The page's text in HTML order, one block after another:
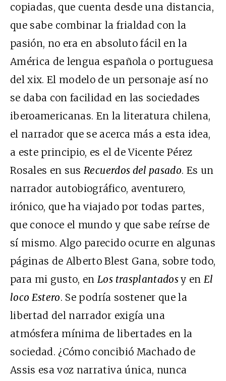
copiadas, que cuenta desde una distancia,
que sabe combinar la frialdad con la
pasión, no era en absoluto fácil en la
América de lengua española o portuguesa
del xix. El modelo de un personaje así no
se daba con facilidad en las sociedades
iberoamericanas. En la literatura chilena,
el narrador que se acerca más a esta idea,
a este principio, es el de Vicente Pérez
Rosales en susRecuerdos del pasado. Es un
narrador autobiográfico, aventurero,
irónico, que ha viajado por todas partes,
que conoce el mundo y que sabe reírse de
sí mismo. Algo parecido ocurre en algunas
páginas de Alberto Blest Gana, sobre todo,
para mi gusto, enLos trasplantadosy enEl
loco Estero. Se podría sostener que la
libertad del narrador exigía una
atmósfera mínima de libertades en la
sociedad. ¿Cómo concibió Machado de
Assis esa voz narrativa única, nunca